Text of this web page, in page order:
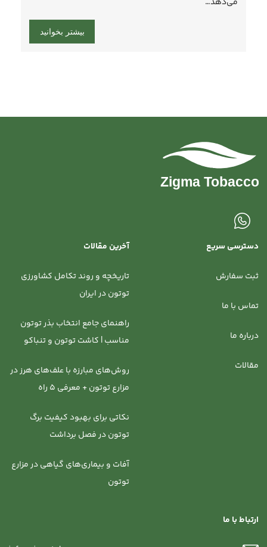
بیشتر بخوانید
دسترسی سریع
ثبت سفارش
تماس با ما
درباره ما
مقالات
آخرین مقالات
تاریخچه و روند تکامل کشاورزی
توتون در ایران
راهنمای جامع انتخاب بذر توتون
مناسب | کاشت توتون و تنباکو
روش‌‌های مبارزه با علف‌های هرز در
مزارع توتون + معرفی 5 راه
نکاتی برای بهبود کیفیت برگ
توتون در فصل برداشت
آفات و بیماری‌های گیاهی در مزارع
توتون
ارتباط با ما